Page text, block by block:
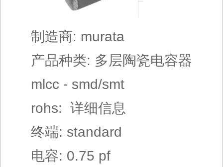
制造商: murata
产品种类: 多层陶瓷电容器
mlcc - smd/smt
rohs: 详细信息
终端: standard
电容: 0.75 pf